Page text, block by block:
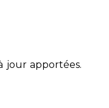
jour apportées.